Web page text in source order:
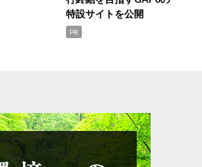
特設サイトを公開
PR